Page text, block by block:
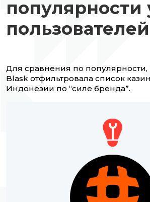
популярности
пользователей
Для сравнения по
Blask отфильтровала список
Индонезии по “силе бренда”.